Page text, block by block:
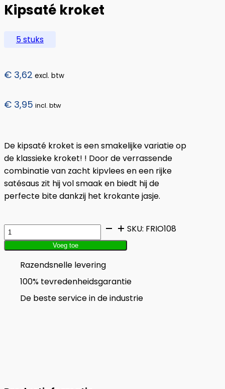
Kipsaté kroket
5 stuks
€ 3,62 excl. btw
€ 3,95 incl. btw
De kipsaté kroket is een smakelijke variatie op
de klassieke kroket! ! Door de verrassende
combinatie van zacht kipvlees en een rijke
satésaus zit hij vol smaak en biedt hij de
perfecte bite dankzij het krokante jasje.
Kipsaté
kroket
aantal
Voeg toe
SKU: FRIO108
Razendsnelle levering
100% tevredenheidsgarantie
De beste service in de industrie